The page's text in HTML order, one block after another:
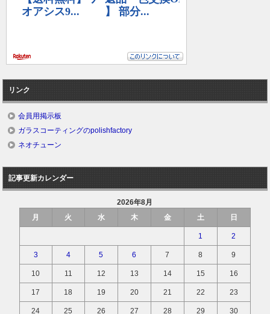
リンク
会員用掲示板
ガラスコーティングのpolishfactory
ネオチューン
記事更新カレンダー
2026年8月
月
火 水 木 金 土 日
1 2
3 4 5 6 7 8 9
10 11 12 13 14 15 16
17 18 19 20 21 22 23
24 25 26 27 28 29 30